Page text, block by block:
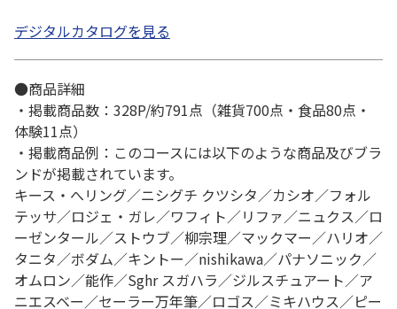
デジタルカタログを見る
●商品詳細
・掲載商品数：328P/約791点（雑貨700点・食品80点・
体験11点）
・掲載商品例：このコースには以下のような商品及びブラ
ンドが掲載されています。
キース・へリング／ニシグチ クツシタ／カシオ／フォル
テッサ／ロジェ・ガレ／ワフィト／リファ／ニュクス／ロ
ーゼンタール／ストウブ／柳宗理／マックマー／ハリオ／
タニタ／ボダム／キントー／nishikawa／パナソニック／
オムロン／能作／Sghr スガハラ／ジルスチュアート／ア
ニエスベー／セーラー万年筆／ロゴス／ミキハウス／ピー